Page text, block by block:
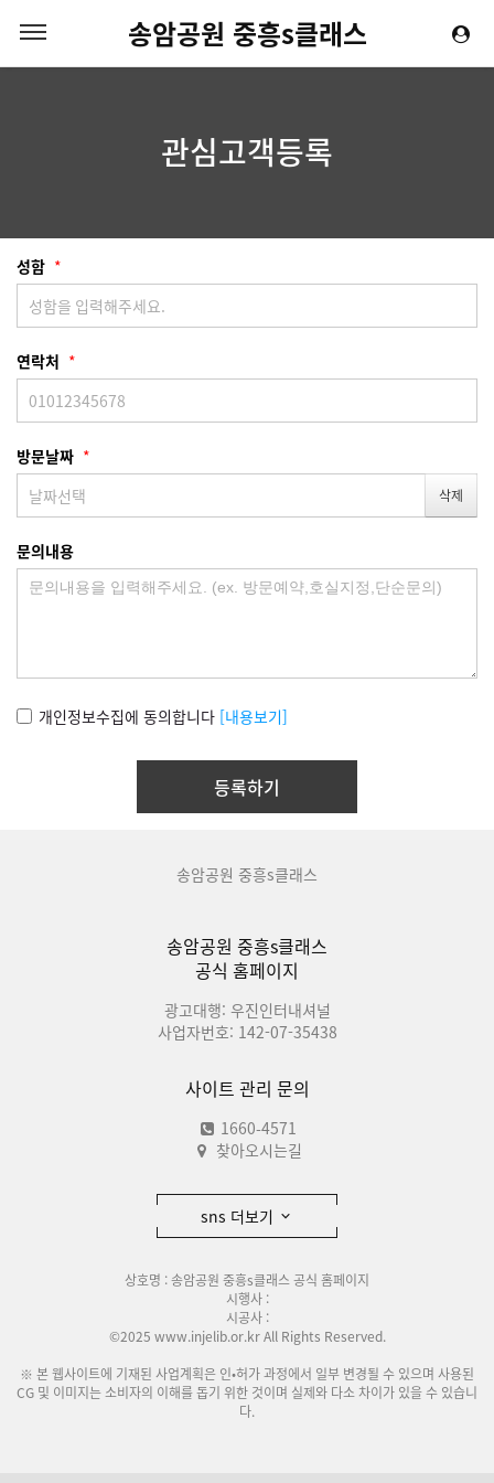
송암공원 중흥s클래스
관심고객등록
성함 *
연락처 *
방문날짜 *
문의내용
개인정보수집에 동의합니다 [내용보기]
송암공원 중흥s클래스
송암공원 중흥s클래스
공식 홈페이지
광고대행: 우진인터내셔널
사업자번호: 142-07-35438
사이트 관리 문의
1660-4571
찾아오시는길
sns 더보기
상호명 : 송암공원 중흥s클래스 공식 홈페이지
시행사 :
시공사 :
©2025 www.injelib.or.kr All Rights Reserved.
※ 본 웹사이트에 기재된 사업계획은 인•허가 과정에서 일부 변경될 수 있으며 사용된
CG 및 이미지는 소비자의 이해를 돕기 위한 것이며 실제와 다소 차이가 있을 수 있습니
다.